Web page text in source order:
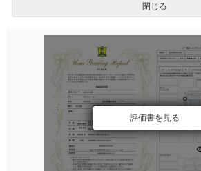
閉じる
評価書を見る